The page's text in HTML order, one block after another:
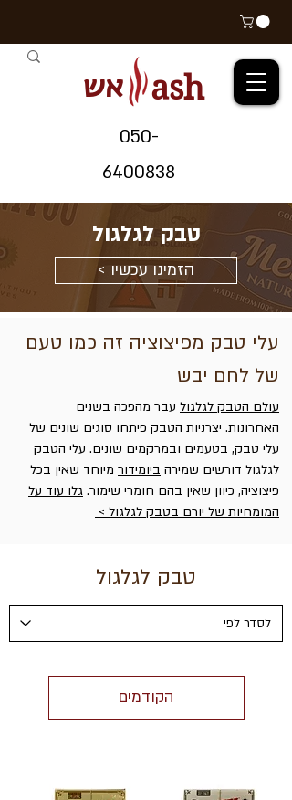
אש ash
050-
6400838
טבק לגלגול
< הזמינו עכשיו
עלי טבק מפיצוציה זה כמו טעם
של לחם יבש
עולם הטבק לגלגול עבר מהפכה בשנים
האחרונות. יצרניות הטבק פיתחו סוגים שונים של
עלי טבק, בטעמים ובמרקמים שונים. עלי הטבק
לגלגול דורשים שמירה ביומידור מיוחד שאין בכל
פיצוציה, כיוון שאין בהם חומרי שימור. גלו עוד על
המומחיות של יורם בטבק לגלגול >
טבק לגלגול
הקודמים